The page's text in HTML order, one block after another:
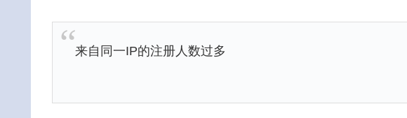
来自同一IP的注册人数过多